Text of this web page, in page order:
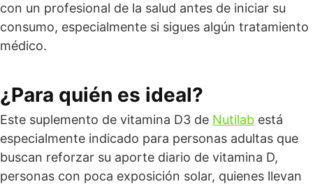
con un profesional de la salud antes de iniciar su
consumo, especialmente si sigues algún tratamiento
médico.
¿Para quién es ideal?
Este suplemento de vitamina D3 de Nutilab está
especialmente indicado para personas adultas que
buscan reforzar su aporte diario de vitamina D,
personas con poca exposición solar, quienes llevan